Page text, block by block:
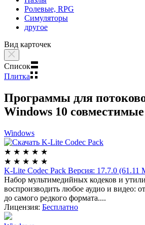
Ролевые, RPG
Симуляторы
другое
Вид карточек
Список
Плитка
Программы для
Windows 10 совместимые
Windows
★ ★ ★ ★ ★
★ ★ ★ ★ ★
K-Lite Codec Pack Версия: 17.7.0 (61.11
Набор мультимедийных кодеков и
воспроизводить любое аудио и видео:
до самого редкого формата....
Лицензия: Бесплатно